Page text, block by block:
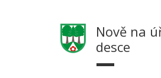
Nově na
desce